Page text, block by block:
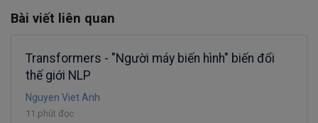
Bài viết liên quan
Transformers - "Người máy biến hình" biến đổi
thế giới NLP
Nguyen Viet Anh
11 phút đọc